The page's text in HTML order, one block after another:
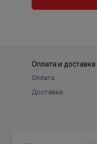
Оплата и доставка
Оплата
Доставка